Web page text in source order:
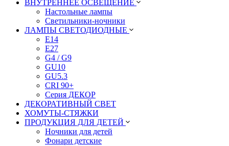
ВНУТРЕННЕЕ ОСВЕЩЕНИЕ
Настольные лампы
Светильники-ночники
ЛАМПЫ СВЕТОДИОДНЫЕ
E14
E27
G4 / G9
GU10
GU5.3
CRI 90+
Серия ДЕКОР
ДЕКОРАТИВНЫЙ СВЕТ
ХОМУТЫ-СТЯЖКИ
ПРОДУКЦИЯ ДЛЯ ДЕТЕЙ
Ночники для детей
Фонари детские